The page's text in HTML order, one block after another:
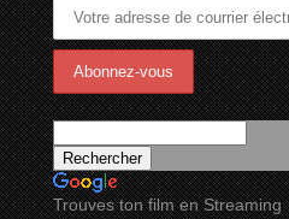
Trouves ton film en Streaming